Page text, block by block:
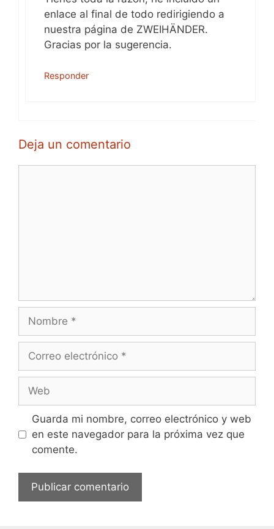
enlace al final de todo redirigiendo a
nuestra página de ZWEIHÄNDER.
Gracias por la sugerencia.
Responder
Deja un comentario
electrónico
Guarda mi nombre, correo electrónico y web
en este navegador para la próxima vez que
comente.